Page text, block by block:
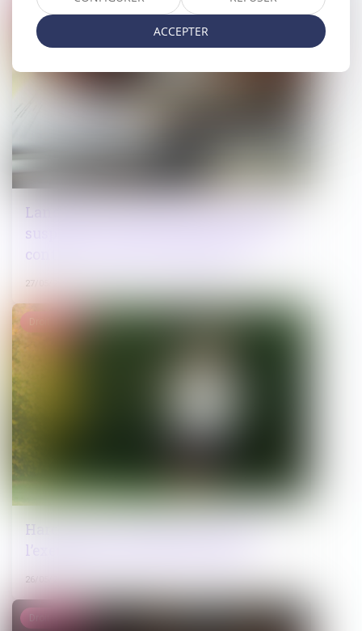
Lancement de la plateforme des IBAN
suspects : un nouvel outil-clé de lutte
contre la fraude aux paiements
27/05/2026
Droit pénal
Harcèlement conjugal et retrait de
l’exercice de l’autorité parentale
26/05/2026
Droit pénal
Droit pénal
ACCEPTER